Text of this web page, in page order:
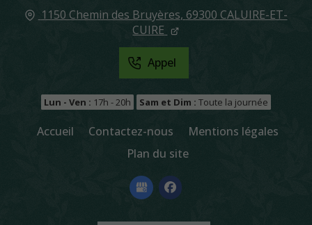
1150 Chemin des Bruyères, 69300 CALUIRE-ET-
CUIRE
Appel
Lun - Ven : 17h - 20h Sam et Dim : Toute la journée
Accueil Contactez-nous
Mentions légales
Plan du site